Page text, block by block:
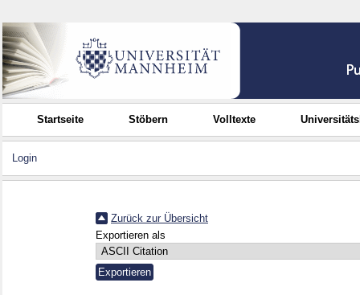
Startseite Stöbern Volltexte
Login
Zurück zur Übersicht
Exportieren als